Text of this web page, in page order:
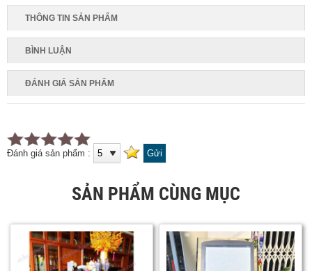
THÔNG TIN SẢN PHẨM
BÌNH LUẬN
ĐÁNH GIÁ SẢN PHẨM
Đánh giá sản phẩm :
SẢN PHẨM CÙNG MỤC